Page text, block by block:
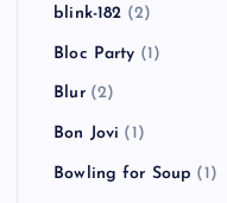
blink-182 (2)
Bloc Party (1)
Blur(2)
Bon Jovi (1)
Bowling for Soup (1)